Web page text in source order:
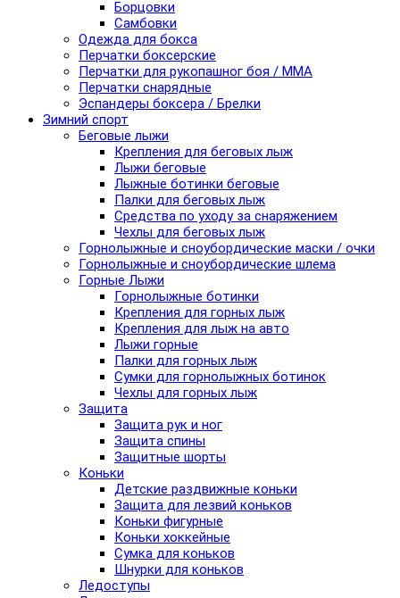
Борцовки
Самбовки
Одежда для бокса
Перчатки боксерские
Перчатки для рукопашног боя / ММА
Перчатки снарядные
Эспандеры боксера / Брелки
Зимний спорт
Беговые лыжи
Крепления для беговых лыж
Лыжи беговые
Лыжные ботинки беговые
Палки для беговых лыж
Средства по уходу за снаряжением
Чехлы для беговых лыж
Горнолыжные и сноубордические маски / очки
Горнолыжные и сноубордические шлема
Горные Лыжи
Горнолыжные ботинки
Крепления для горных лыж
Крепления для лыж на авто
Лыжи горные
Палки для горных лыж
Сумки для горнолыжных ботинок
Чехлы для горных лыж
Защита
Защита рук и ног
Защита спины
Защитные шорты
Коньки
Детские раздвижные коньки
Защита для лезвий коньков
Коньки фигурные
Коньки хоккейные
Сумка для коньков
Шнурки для коньков
Ледоступы